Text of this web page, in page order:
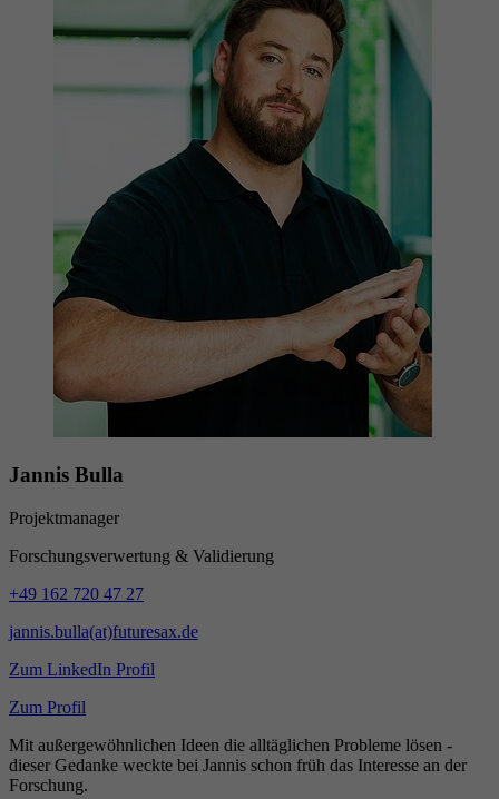
Jannis Bulla
Projektmanager
Forschungsverwertung & Validierung​
+49 162 720 47 27
jannis.bulla(at)futuresax.de
Zum LinkedIn Profil
Zum Profil
Mit außergewöhnlichen Ideen die alltäglichen Probleme lösen -
dieser Gedanke weckte bei Jannis schon früh das Interesse an der
Forschung.